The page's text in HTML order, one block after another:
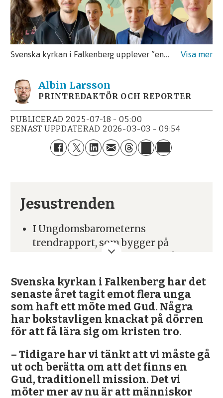
Svenska kyrkan i Falkenberg upplever ”en vår”, som prästen Markus Leandersson beskriver det. På bilden ett gäng gamla konfirmander och Carl Johansson (andra till vänster) som ropade till Gud när han hade det som tuffast.
Albin Larsson
PRINTREDAKTÖR OCH REPORTER
PUBLICERAD
2025-07-18 - 05:00
SENAST UPPDATERAD
2026-03-03 - 09:54
Jesustrenden
I Ungdomsbarometerns
trendrapport, som bygger på
ungdomars enkätsvar, förutsågs
trender.
Det som ofta lyfts fram som tecken
på en Jesustrend är Svenska
kyrkans uppåtgående statistik,
unga tror på Gud, ber och
regelbundet går till en religiös
samlingsplats och en upplevelse av
Svenska kyrkan i Falkenberg har det
senaste året tagit emot flera unga
som haft ett möte med Gud. Några
har bokstavligen knackat på dörren
för att få lära sig om kristen tro.
– Tidigare har vi tänkt att vi måste gå
ut och berätta om att det finns en
Gud, traditionell mission. Det vi
möter mer av nu är att människor